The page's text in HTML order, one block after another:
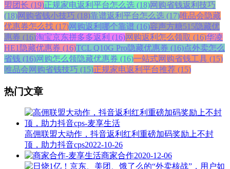
盟团长 (19)正规家电返利平台怎么选 (18)网购省钱返利技巧
(18)网购省钱小技巧 (18)靠谱返利平台怎么选 (17)唯品会隐藏
优惠券怎么找 (17)网购返利哪个靠谱 (16)容声方糖515隐藏优
惠券 (16)淘宝京东拼多多返利 (16)网购返利怎么领取 (16)华凌
HE1隐藏优惠券 (16)TCL Q10G Pro隐藏优惠券 (16)点外卖怎么
省钱 (16)网购怎么领隐藏优惠券 (16)一站式网购省钱工具 (15)
唯品会网购省钱技巧 (15)正规家电返利平台推荐 (15)
热门文章
高佣联盟大动作，抖音返利红利重磅加码奖励上不封
顶，助力抖音cps2022-10-26
商家合作2020-12-06